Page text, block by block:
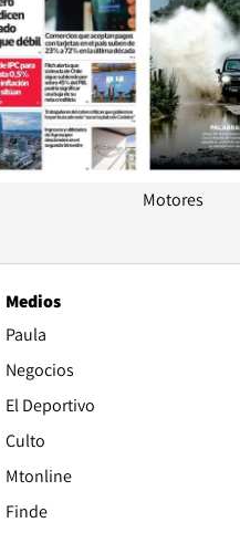
Motores
Medios
Paula
Negocios
El Deportivo
Culto
Mtonline
Finde